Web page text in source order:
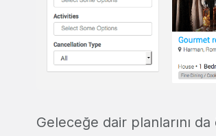
Geleceğe dair planlarını